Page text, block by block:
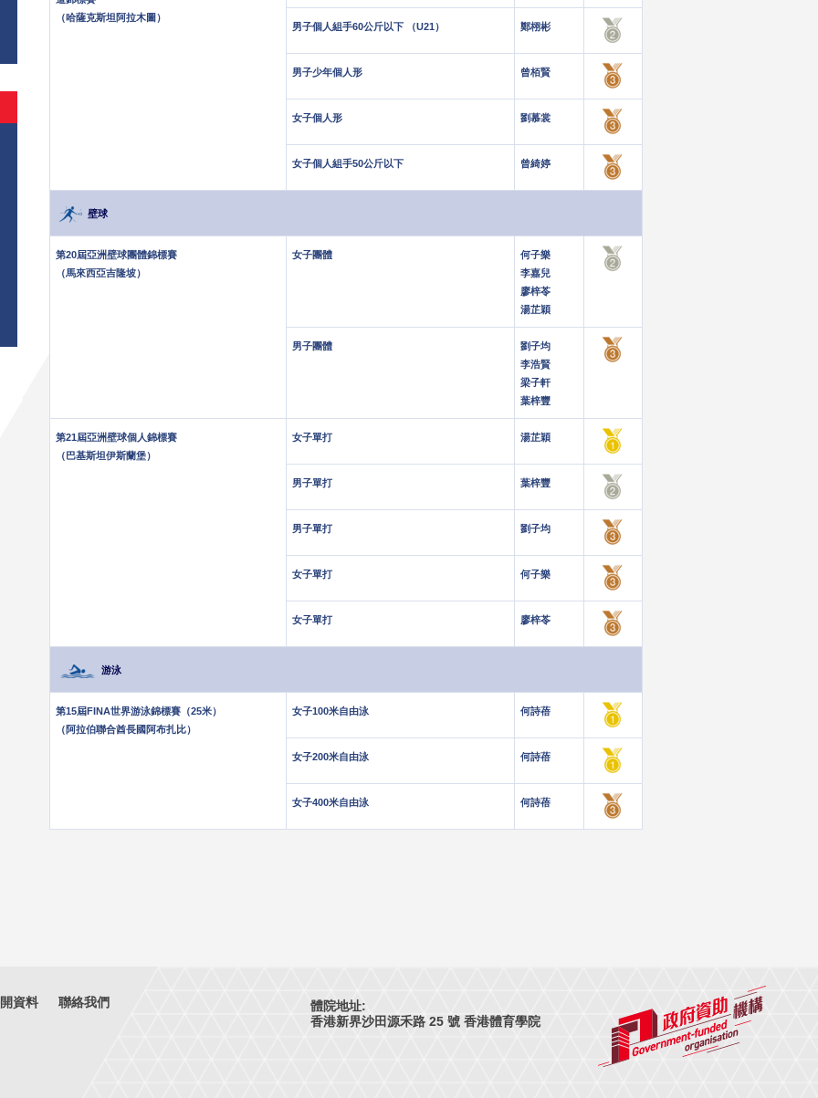
（哈薩克斯坦阿拉木圖）
男子個人組手60公斤以下 （U21） 鄭栩彬
男子少年個人形 曾栢賢
女子個人形 劉慕裳
女子個人組手50公斤以下 曾綺婷
壁球
第20屆亞洲壁球團體錦標賽
（馬來西亞吉隆坡）
女子團體
何子樂
李嘉兒
廖梓苓
湯芷穎
男子團體
劉子均
李浩賢
梁子軒
葉梓豐
第21屆亞洲壁球個人錦標賽
（巴基斯坦伊斯蘭堡）
女子單打 湯芷穎
男子單打 葉梓豐
男子單打 劉子均
女子單打 何子樂
女子單打 廖梓苓
游泳
第15屆FINA世界游泳錦標賽（25米）
（阿拉伯聯合酋長國阿布扎比）
女子100米自由泳 何詩蓓
女子200米自由泳 何詩蓓
女子400米自由泳 何詩蓓
體院地址:
香港新界沙田源禾路 25 號 香港體育學院
資料 聯絡我們